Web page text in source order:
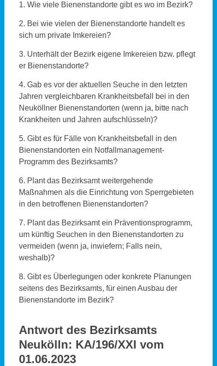
1. Wie viele Bienenstandorte gibt es wo im Bezirk?
2. Bei wie vielen der Bienenstandorte handelt es
sich um private Imkereien?
3. Unterhält der Bezirk eigene Imkereien bzw. pflegt
er Bienenstandorte?
4. Gab es vor der aktuellen Seuche in den letzten
Jahren vergleichbaren Krankheitsbefall bei in den
Neuköllner Bienenstandorten (wenn ja, bitte nach
Krankheiten und Jahren aufschlüsseln)?
5. Gibt es für Fälle von Krankheitsbefall in den
Bienenstandorten ein Notfallmanagement-
Programm des Bezirksamts?
6. Plant das Bezirksamt weitergehende
Maßnahmen als die Einrichtung von Sperrgebieten
in den betroffenen Bienenstandorten?
7. Plant das Bezirksamt ein Präventionsprogramm,
um künftig Seuchen in den Bienenstandorten zu
vermeiden (wenn ja, inwiefern; Falls nein,
weshalb)?
8. Gibt es Überlegungen oder konkrete Planungen
seitens des Bezirksamts, für einen Ausbau der
Bienenstandorte im Bezirk?
Antwort des Bezirksamts
Neukölln: KA/196/XXI vom
01.06.2023